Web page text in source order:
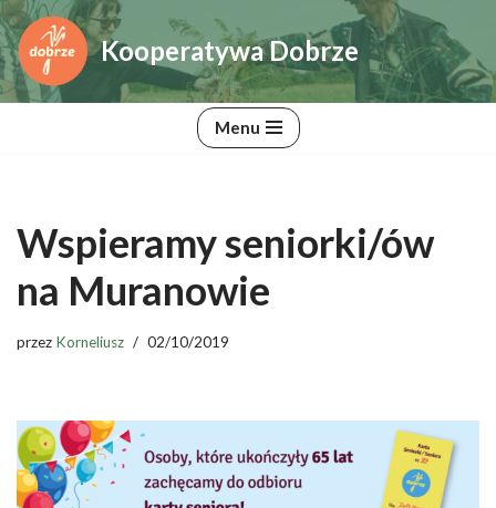
Przejdź
do
Kooperatywa Dobrze
Menu
Wspieramy seniorki/ów
na Muranowie
przez Korneliusz 02/10/2019